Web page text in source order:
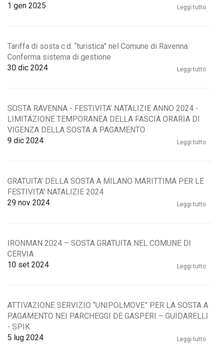
1 gen 2025 Leggi tutto
Tariffa di sosta c.d. “turistica” nel Comune di Ravenna.
Conferma sistema di gestione
30 dic 2024 Leggi tutto
SOSTA RAVENNA - FESTIVITA’ NATALIZIE ANNO 2024 -
LIMITAZIONE TEMPORANEA DELLA FASCIA ORARIA DI
VIGENZA DELLA SOSTA A PAGAMENTO
9 dic 2024 Leggi tutto
GRATUITA’ DELLA SOSTA A MILANO MARITTIMA PER LE
FESTIVITA' NATALIZIE 2024
29 nov 2024 Leggi tutto
IRONMAN 2024 – SOSTA GRATUITA NEL COMUNE DI
CERVIA
10 set 2024 Leggi tutto
ATTIVAZIONE SERVIZIO “UNIPOLMOVE” PER LA SOSTA A
PAGAMENTO NEI PARCHEGGI DE GASPERI – GUIDARELLI
- SPIK
5 lug 2024 Leggi tutto